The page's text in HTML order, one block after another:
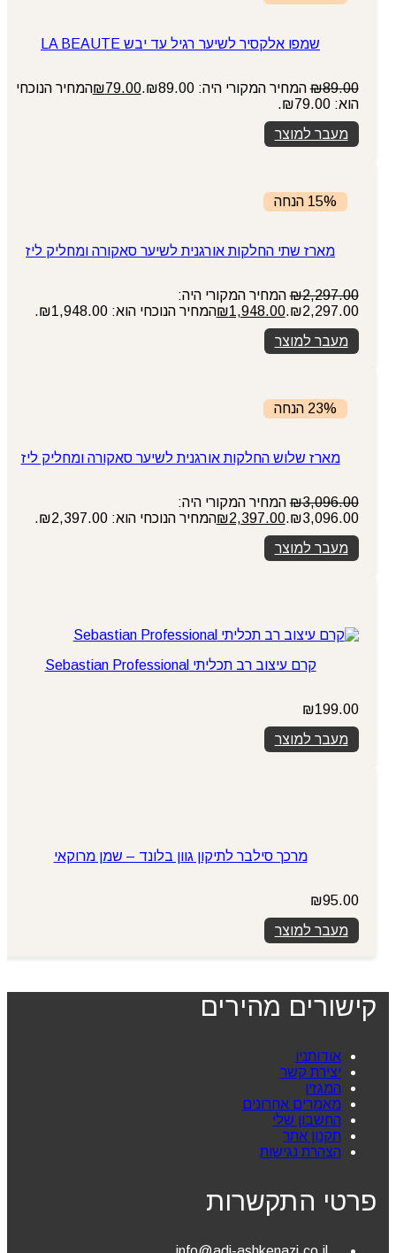
שמפו אלקסיר לשיער רגיל עד יבש LA BEAUTE
₪89.00 המחיר המקורי היה: ₪89.00. ₪79.00
המחיר הנוכחי
הוא: ₪79.00.
מעבר למוצר
15% הנחה
מארז שתי החלקות אורגנית לשיער סאקורה ומחליק ליז
₪2,297.00
המחיר המקורי היה:
₪2,297.00.
₪1,948.00
המחיר הנוכחי הוא: ₪1,948.00.
מעבר למוצר
23% הנחה
מארז שלוש החלקות אורגנית לשיער סאקורה ומחליק ליז
₪3,096.00
המחיר המקורי היה:
₪3,096.00.
₪2,397.00
המחיר הנוכחי הוא: ₪2,397.00.
מעבר למוצר
קרם עיצוב רב תכליתי Sebastian Professional
₪199.00
מעבר למוצר
מרכך סילבר לתיקון גוון בלונד – שמן מרוקאי
₪95.00
מעבר למוצר
קישורים מהירים
אודותניו
יצירת קשר
המגזין
מאמרים אחרונים
החשבון שלי
תקנון אתר
הצהרת נגישות
פרטי התקשרות